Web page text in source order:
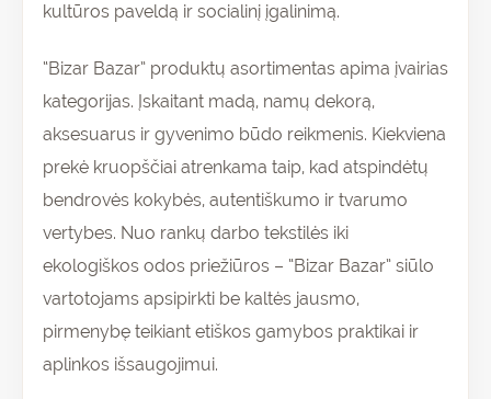
kultūros paveldą ir socialinį įgalinimą.
“Bizar Bazar” produktų asortimentas apima įvairias
kategorijas. Įskaitant madą, namų dekorą,
aksesuarus ir gyvenimo būdo reikmenis. Kiekviena
prekė kruopščiai atrenkama taip, kad atspindėtų
bendrovės kokybės, autentiškumo ir tvarumo
vertybes. Nuo rankų darbo tekstilės iki
ekologiškos odos priežiūros – “Bizar Bazar” siūlo
vartotojams apsipirkti be kaltės jausmo,
pirmenybę teikiant etiškos gamybos praktikai ir
aplinkos išsaugojimui.